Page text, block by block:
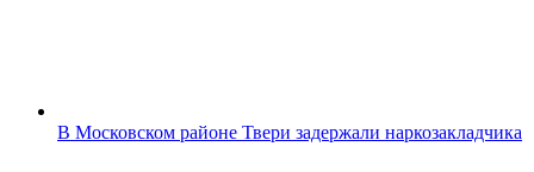
В Московском районе Твери задержали наркозакладчика